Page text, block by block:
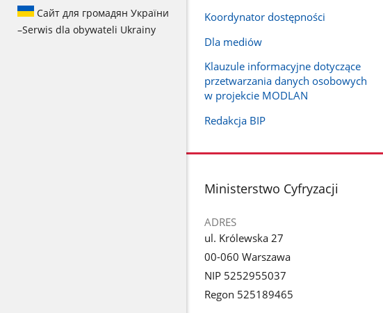
Сайт для громадян України
–Serwis dla obywateli Ukrainy
Koordynator dostępności
Dla mediów
Klauzule informacyjne dotyczące
przetwarzania danych osobowych
w projekcie MODLAN
Redakcja BIP
stopka
Ministerstwo Cyfryzacji
ADRES
ul. Królewska 27
00-060 Warszawa
NIP 5252955037
Regon 525189465